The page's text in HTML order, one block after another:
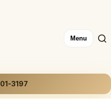
Menu
3197